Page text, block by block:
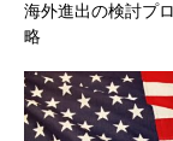
海外進出の検討プ
略